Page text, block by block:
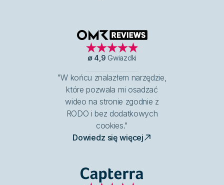
OMR Reviews
∅ 4,9 Gwiazdki
"W końcu znalazłem narzędzie,
które pozwala mi osadzać
wideo na stronie zgodnie z
RODO i bez dodatkowych
cookies."
Dowiedz się więcej
Capterra